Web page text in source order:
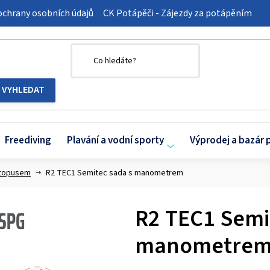
osobních údajů CK Potápěči - Zájezdy za potápěním
Freediving Plavání a vodní sporty Výprodej a bazár
R2 TEC1 Semitec sada s manometrem
R2 TEC1